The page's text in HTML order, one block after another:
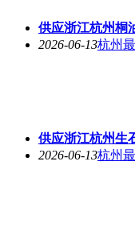
供应浙江杭州桐
2026-06-13杭州
供应浙江杭州生
2026-06-13杭州